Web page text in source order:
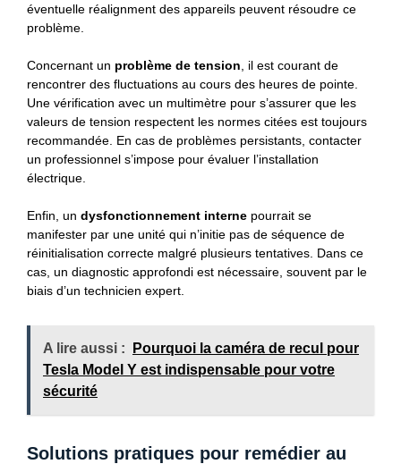
éventuelle réalignment des appareils peuvent résoudre ce
problème.
Concernant un problème de tension , il est courant de
rencontrer des fluctuations au cours des heures de pointe.
Une vérification avec un multimètre pour s’assurer que les
valeurs de tension respectent les normes citées est toujours
recommandée. En cas de problèmes persistants, contacter
un professionnel s’impose pour évaluer l’installation
électrique.
Enfin, un dysfonctionnement interne pourrait se
manifester par une unité qui n’initie pas de séquence de
réinitialisation correcte malgré plusieurs tentatives. Dans ce
cas, un diagnostic approfondi est nécessaire, souvent par le
biais d’un technicien expert.
A lire aussi :
Pourquoi la caméra de recul pour
Tesla Model Y est indispensable pour votre
sécurité
Solutions pratiques pour remédier au